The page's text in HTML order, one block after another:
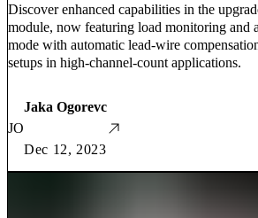
Discover enhanced capabilities in the
module, now featuring load monitoring and
mode with automatic lead-wire
setups in high-channel-count applications.
JO
Jaka Ogorevc
Dec 12, 2023